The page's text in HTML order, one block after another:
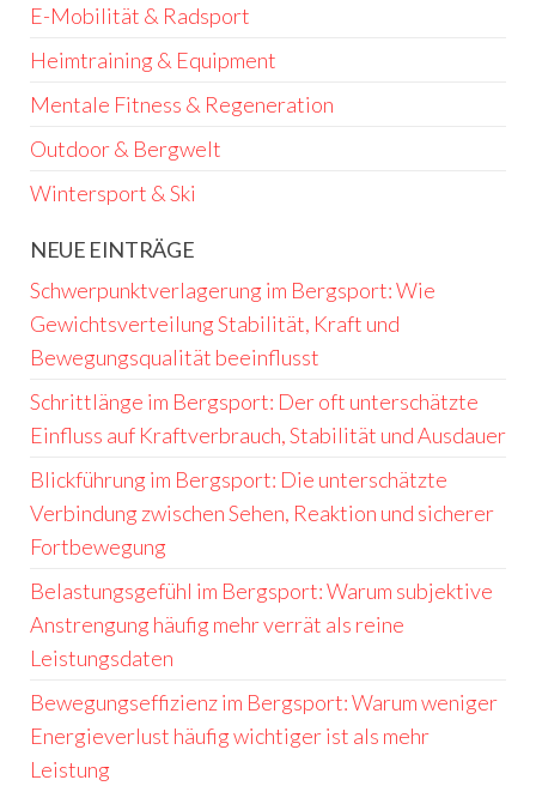
E-Mobilität & Radsport
Heimtraining & Equipment
Mentale Fitness & Regeneration
Outdoor & Bergwelt
Wintersport & Ski
NEUE EINTRÄGE
Schwerpunktverlagerung im Bergsport: Wie
Gewichtsverteilung Stabilität, Kraft und
Bewegungsqualität beeinflusst
Schrittlänge im Bergsport: Der oft unterschätzte
Einfluss auf Kraftverbrauch, Stabilität und Ausdauer
Blickführung im Bergsport: Die unterschätzte
Verbindung zwischen Sehen, Reaktion und sicherer
Fortbewegung
Belastungsgefühl im Bergsport: Warum subjektive
Anstrengung häufig mehr verrät als reine
Leistungsdaten
Bewegungseffizienz im Bergsport: Warum weniger
Energieverlust häufig wichtiger ist als mehr
Leistung